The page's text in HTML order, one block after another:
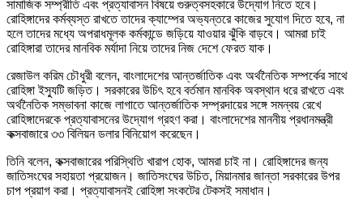
সামাজিক সম্প্রীতি এবং প্রত্যাবাসন বিষয়ে গুরুত্বসহকারে উদ্যোগ নিতে হবে।
রোহিঙ্গাদের কর্মব্যস্ত রাখতে তাদের ক্যাম্পের অভ্যন্তরে কাজের সুযোগ দিতে হবে, না
হলে তাদের মধ্যে অপরাধমূলক কর্মকান্ডে জড়িয়ে যাওয়ার ঝুঁকি বাড়বে। আমরা চাই
রোহিঙ্গারা তাদের মানবিক মর্যাদা নিয়ে তাদের নিজ দেশে ফেরত যাক।
রেজাউল করিম চৌধুরী বলেন, বাংলাদেশের আন্তর্জাতিক এবং অর্থনৈতিক সম্পর্কের সাথে
রোহিঙ্গা ইস্যুটি জড়িত। সরকারের উচিৎ হবে বর্তমান মানবিক অবস্থান ধরে রাখতে এবং
অর্থনৈতিক সম্ভাবনা কাজে লাগাতে আন্তর্জাতিক সম্প্রদায়ের সঙ্গে সমন্বয় রেখে
রোহিঙ্গাদেরকে প্রত্যাবাসনের উদ্যোগ গ্রহণ করা। বাংলাদেশের মাননীয় প্রধানমন্ত্রী
কক্সবাজারে ৩৩ বিলিয়ন ডলার বিনিয়োগ করেছেন।
তিনি বলেন, কক্সবাজারের পরিস্থিতি খারাপ হোক, আমরা চাই না। রোহিঙ্গাদের জন্য
জাতিসংঘের সহায়তা প্রয়োজন। জাতিসংঘের উচিত, মিয়ানমার জান্তা সরকারের উপর
চাপ প্রয়াগ করা। প্রত্যাবাসনই রোহিঙ্গা সংকটের টেকসই সমাধান।